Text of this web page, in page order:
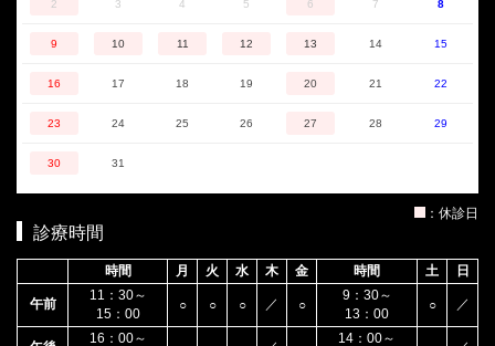
2 3 4 5 6 7 8
9 10 11 12 13 14 15
16 17 18 19 20 21 22
23 24 25 26 27 28 29
30 31
：休診日
診療時間
時間 月 火 水 木 金 時間 土 日
午前
11：30～
15：00
○ ○ ○ ／ ○
9：30～
13：00
○ ／
16：00～ 14：00～